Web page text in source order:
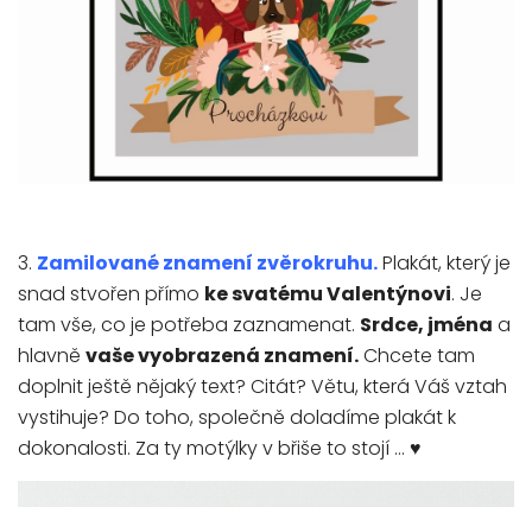
3. Zamilované znamení zvěrokruhu.Plakát, který je
snad stvořen přímo ke svatému Valentýnovi. Je
tam vše, co je potřeba zaznamenat. Srdce, jména a
hlavně vaše vyobrazená znamení.Chcete tam
doplnit ještě nějaký text? Citát? Větu, která Váš vztah
vystihuje? Do toho, společně doladíme plakát k
dokonalosti. Za ty motýlky v břiše to stojí ... ♥